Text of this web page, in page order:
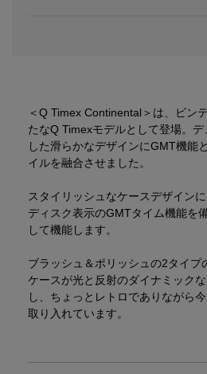
＜Q Timex Continental＞は、ビン
たなQ Timexモデルとして登場。
した滑らかなデザインにGMT機能
イルを融合させました。
スタイリッシュなケースデザイン
ディスク表示のGMTタイム機能を
して機能します。
ブラッシュ＆ポリッシュの2タイプ
ケースが光と反射のダイナミック
し、ちょっとレトロでありながら
取り入れています。